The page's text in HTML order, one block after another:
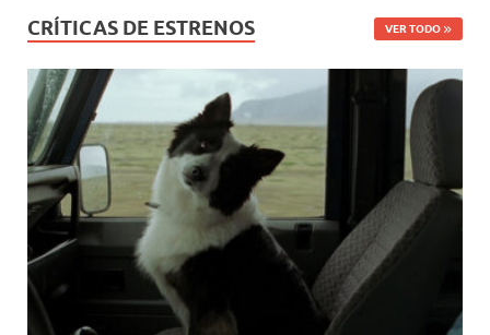
CRÍTICAS DE ESTRENOS VER TODO